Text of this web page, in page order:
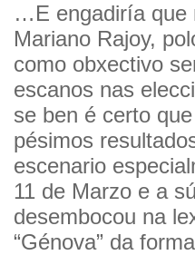
…E engadiría que
Mariano Rajoy,
como obxectivo
escanos nas
se ben é certo
pésimos
escenario
11 de Marzo e a
desembocou na
“Génova” da